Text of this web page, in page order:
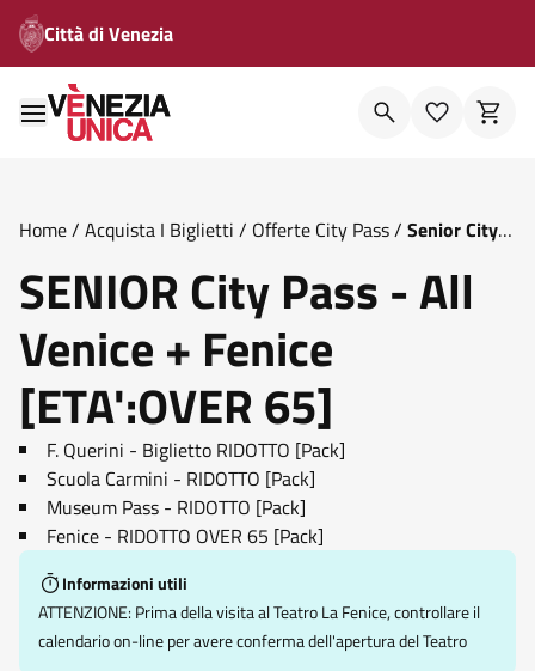
Città di Venezia
Home/ Acquista I Biglietti / Offerte City Pass/ Senior City
SENIOR City Pass - All
Venice + Fenice
[ETA':OVER 65]
F. Querini - Biglietto RIDOTTO [Pack]
Scuola Carmini - RIDOTTO [Pack]
Museum Pass - RIDOTTO [Pack]
Fenice - RIDOTTO OVER 65 [Pack]
Informazioni utili
ATTENZIONE: Prima della visita al Teatro La Fenice, controllare il
calendario on-line per avere conferma dell'apertura del Teatro